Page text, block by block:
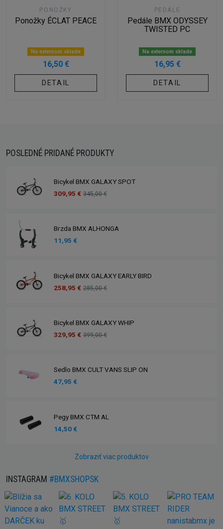
PONOŽKY
Ponožky ÉCLAT PEACE
Na externom sklade
16,50 €
DETAIL
PEDÁLE
Pedále BMX ODYSSEY
TWISTED PC
Na externom sklade
16,95 €
DETAIL
POSLEDNÉ PRIDANÉ PRODUKTY
Bicykel BMX GALAXY SPOT
309,95 € 345,00 €
Brzda BMX ALHONGA
11,95 €
Bicykel BMX GALAXY EARLY BIRD
258,95 € 285,00 €
Bicykel BMX GALAXY WHIP
329,95 € 399,00 €
Sedlo BMX CULT VANS SLIP ON
47,95 €
Pegy BMX CTM AL
14,50 €
Zobraziť viac produktov
INSTAGRAM #BMXSHOPSK